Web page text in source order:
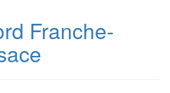
Franche-